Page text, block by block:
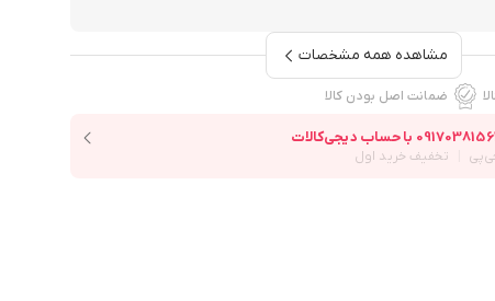
مشاهده همه مشخصات
ضمانت اصل بودن کالا